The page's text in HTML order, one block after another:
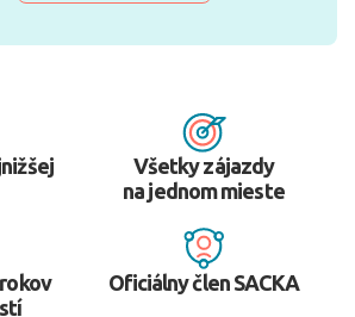
Všetky zájazdy
na jednom mieste
Oficiálny člen SACKA